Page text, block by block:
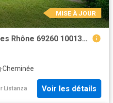
MISE À JOUR
5 chambres, Charbonnières Rhône 69260 100131322
·Cheminée
Listanza Voir les détails